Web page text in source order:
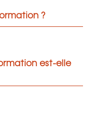
?
est-elle